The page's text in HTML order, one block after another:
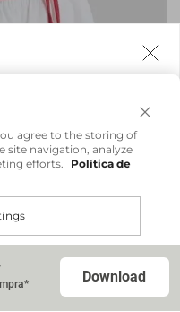
Salsa
estiver.
agree to the storing of
site navigation, analyze
efforts.
Política de
Download